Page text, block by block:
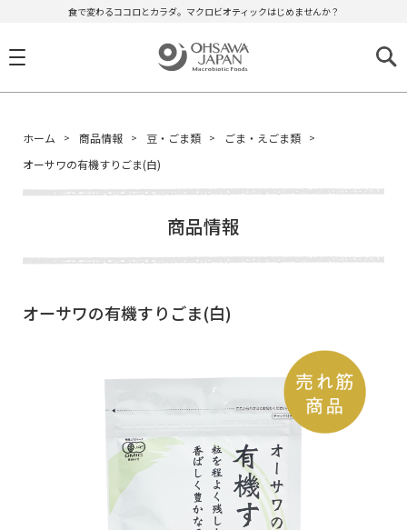
食で変わるココロとカラダ。マクロビオティックはじめませんか？
ホーム 商品情報 豆・ごま類
ごま・えごま類
オーサワの有機すりごま(白)
商品情報
オーサワの有機すりごま(白)